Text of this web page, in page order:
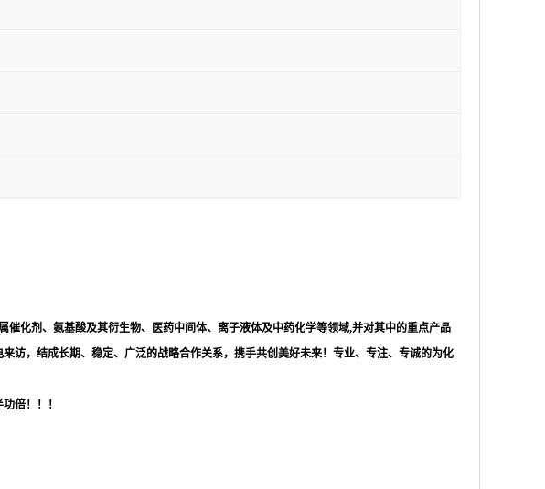
化剂、氨基酸及其衍生物、医药中间体、离子液体及中药化学等领域,并对其中的重点产品
访，结成长期、稳定、广泛的战略合作关系，携手共创美好未来！专业、专注、专诚的为化
倍！！！